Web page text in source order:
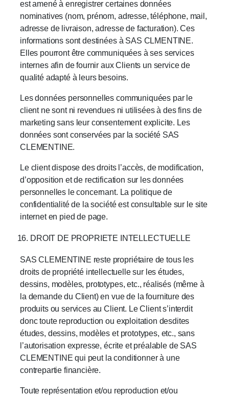
est amené à enregistrer certaines données
nominatives (nom, prénom, adresse, téléphone, mail,
adresse de livraison, adresse de facturation). Ces
informations sont destinées à SAS CLMENTINE.
Elles pourront être communiquées à ses services
internes afin de fournir aux Clients un service de
qualité adapté à leurs besoins.
Les données personnelles communiquées par le
client ne sont ni revendues ni utilisées à des fins de
marketing sans leur consentement explicite. Les
données sont conservées par la société SAS
CLEMENTINE.
Le client dispose des droits l’accès, de modification,
d’opposition et de rectification sur les données
personnelles le concernant. La politique de
confidentialité de la société est consultable sur le site
internet en pied de page.
DROIT DE PROPRIETE INTELLECTUELLE
SAS CLEMENTINE reste propriétaire de tous les
droits de propriété intellectuelle sur les études,
dessins, modèles, prototypes, etc., réalisés (même à
la demande du Client) en vue de la fourniture des
produits ou services au Client. Le Client s’interdit
donc toute reproduction ou exploitation desdites
études, dessins, modèles et prototypes, etc., sans
l’autorisation expresse, écrite et préalable de SAS
CLEMENTINE qui peut la conditionner à une
contrepartie financière.
Toute représentation et/ou reproduction et/ou